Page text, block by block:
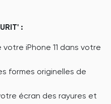
:
iPhone 11 dans votre
formes originelles de
écran des rayures et